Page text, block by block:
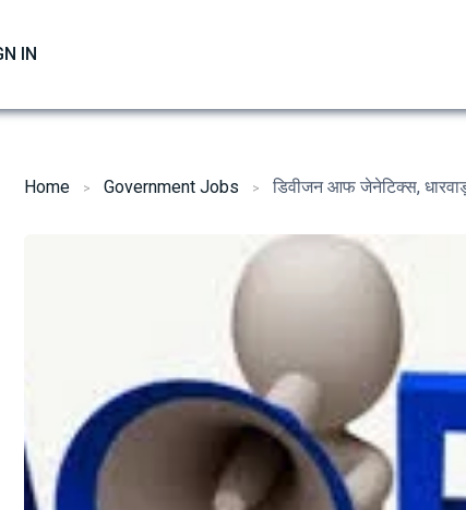
IN
Home Government Jobs डिवीजन आफ जेनेटिक्स, धारवाड़